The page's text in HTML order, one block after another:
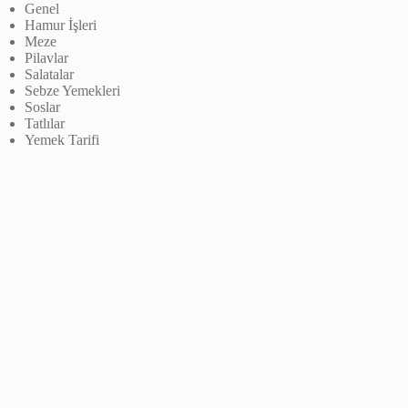
Genel
Hamur İşleri
Meze
Pilavlar
Salatalar
Sebze Yemekleri
Soslar
Tatlılar
Yemek Tarifi